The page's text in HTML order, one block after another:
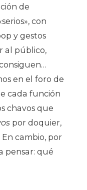
de
con
y gestos
al público,
en el foro de
cada función
chavos que
por doquier,
cambio, por
pensar: qué